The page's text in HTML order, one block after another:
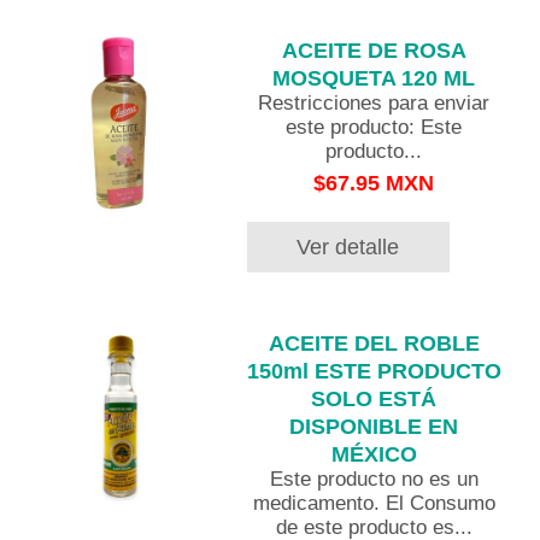
ACEITE DE ROSA
MOSQUETA 120 ML
Restricciones para enviar
este producto: Este
producto...
$67.95 MXN
Ver detalle
ACEITE DEL ROBLE
150ml ESTE PRODUCTO
SOLO ESTÁ
DISPONIBLE EN
MÉXICO
Este producto no es un
medicamento. El Consumo
de este producto es...